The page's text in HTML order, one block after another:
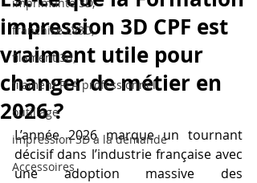
franchise LV3D,
filament 3d,
filament PLA professionnel
outillage
impression 3D à la demande
Accessoires
impression 3D CPF est
vraiment utile pour
changer de métier en
2026 ?
L’année 2026 marque un tournant
décisif dans l’industrie française avec
une adoption massive des